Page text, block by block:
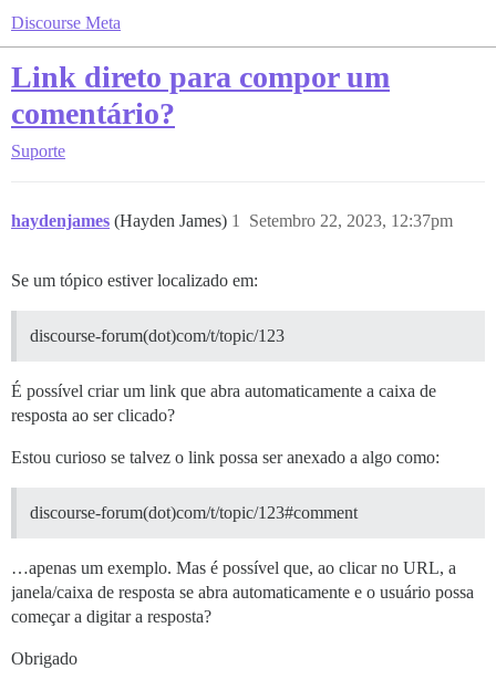
Discourse Meta
Link direto para compor um
comentário?
Suporte
haydenjames (Hayden James) Setembro 22, 2023, 12:37pm
1
Se um tópico estiver localizado em:
discourse-forum(dot)com/t/topic/123
É possível criar um link que abra automaticamente a caixa de
resposta ao ser clicado?
Estou curioso se talvez o link possa ser anexado a algo como:
discourse-forum(dot)com/t/topic/123#comment
…apenas um exemplo. Mas é possível que, ao clicar no URL, a
janela/caixa de resposta se abra automaticamente e o usuário possa
começar a digitar a resposta?
Obrigado